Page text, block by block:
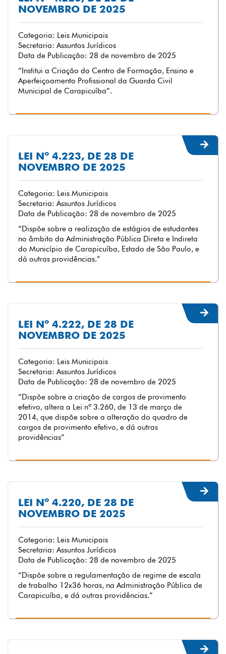
NOVEMBRO DE 2025
Categoria: Leis Municipais
Secretaria: Assuntos Jurídicos
Data de Publicação: 28 de novembro de 2025
“Institui a Criação do Centro de Formação, Ensino e
Aperfeiçoamento Profissional da Guarda Civil
Municipal de Carapicuíba”.
LEI Nº 4.223, DE 28 DE
NOVEMBRO DE 2025
Categoria: Leis Municipais
Secretaria: Assuntos Jurídicos
Data de Publicação: 28 de novembro de 2025
“Dispõe sobre a realização de estágios de estudantes
no âmbito da Administração Pública Direta e Indireta
do Município de Carapicuíba, Estado de São Paulo, e
dá outras providências.”
LEI Nº 4.222, DE 28 DE
NOVEMBRO DE 2025
Categoria: Leis Municipais
Secretaria: Assuntos Jurídicos
Data de Publicação: 28 de novembro de 2025
“Dispõe sobre a criação de cargos de provimento
efetivo, altera a Lei nº 3.260, de 13 de março de
2014, que dispõe sobre a alteração do quadro de
cargos de provimento efetivo, e dá outras
providências”
LEI Nº 4.220, DE 28 DE
NOVEMBRO DE 2025
Categoria: Leis Municipais
Secretaria: Assuntos Jurídicos
Data de Publicação: 28 de novembro de 2025
“Dispõe sobre a regulamentação de regime de escala
de trabalho 12x36 horas, na Administração Pública de
Carapicuíba, e dá outras providências.”